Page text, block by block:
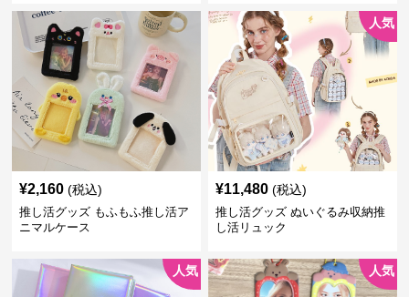
¥2,160 (税込)
推し活グッズ もふもふ推し活ア
ニマルケース
人気
¥11,480 (税込)
推し活グッズ ぬいぐるみ収納推
し活リュック
人気 人気